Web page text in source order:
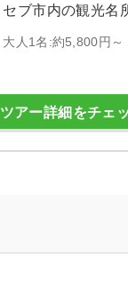
セブ市内の観光名
大人1名:約5,800円～
ツアー詳細をチェ